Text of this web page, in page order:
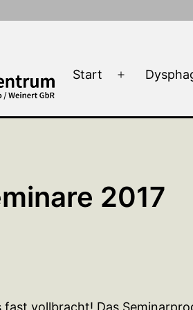
Start
Menü
2017
vollbracht! Das